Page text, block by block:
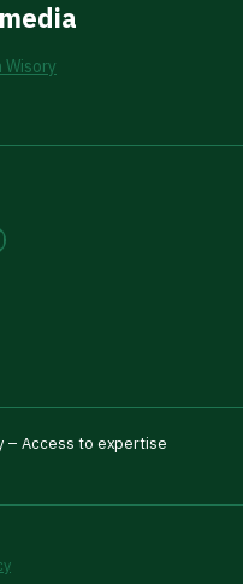
Wisory
– Access to expertise